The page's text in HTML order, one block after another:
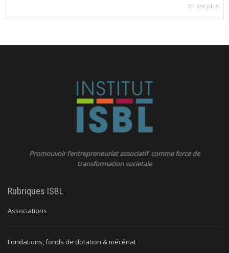
En lire plus
Promouvoir l’entrepreneuriat associatif comme force de
transformation societale
Rubriques ISBL
Associations
Fondations, fonds de dotation & mécénat